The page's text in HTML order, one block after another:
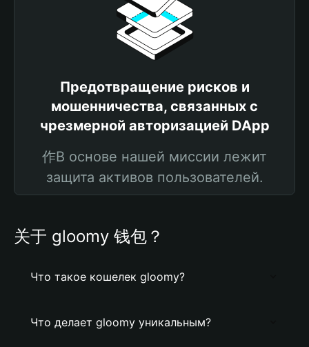
Предотвращение рисков и
мошенничества, связанных с
чрезмерной авторизацией DApp
作В основе нашей миссии лежит
защита активов пользователей.
关于 gloomy 钱包？
Что такое кошелек gloomy?
Что делает gloomy уникальным?